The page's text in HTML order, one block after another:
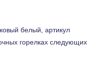
белый, артикул
горелках следующих